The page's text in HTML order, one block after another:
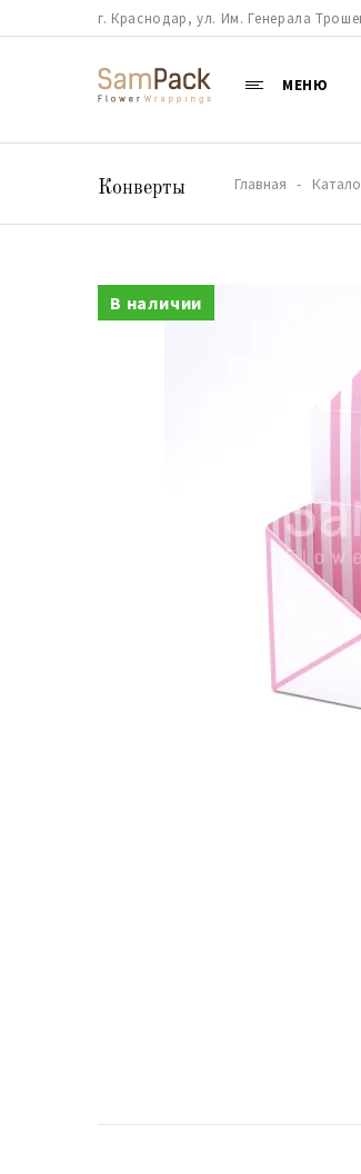
г. Краснодар, ул. Им. Генерала
МЕНЮ
Конверты Главная
В наличии